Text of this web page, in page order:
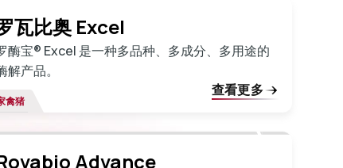
瓦比奥 Excel
酶宝® Excel 是一种多品种、多成分、多用途的
解产品。
查看更多
禽猪
Advance